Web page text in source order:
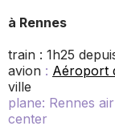
à Rennes
train : 1h25
avion : Aéroport
ville
plane: Rennes
center